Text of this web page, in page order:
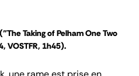
Taking of Pelham One Two
VOSTFR, 1h45).